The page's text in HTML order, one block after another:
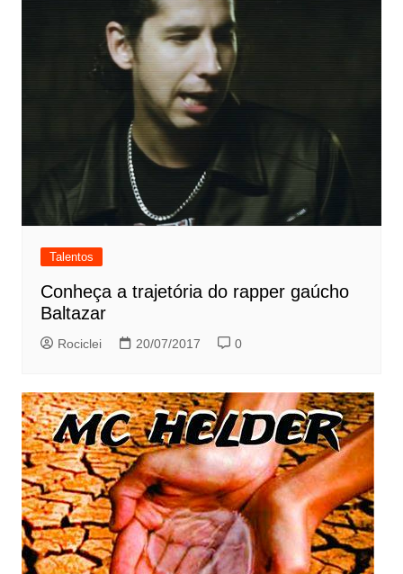
Talentos
Conheça a trajetória do rapper gaúcho
Baltazar
Rociclei 20/07/2017 0